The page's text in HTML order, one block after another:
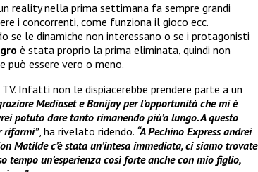
reality nella prima settimana fa sempre grandi
i concorrenti, come funziona il gioco ecc.
se le dinamiche non interessano o se i protagonisti
è stata proprio la prima eliminata, quindi non
può essere vero o meno.
Infatti non le dispiacerebbe prendere parte a un
Mediaset e Banijay per l’opportunità che mi è
potuto dare tanto rimanendo più’a lungo. A questo
rifarmi”, ha rivelato ridendo. “A Pechino Express andrei
Matilde c’è stata un’intesa immediata, ci siamo trovate
tempo un’esperienza così forte anche con mio figlio,